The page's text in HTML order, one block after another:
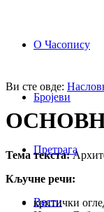
О Часопису
Бројеви
Претрага
Вести
Ви сте овде:
Тема текста:
Кључне речи:
критички